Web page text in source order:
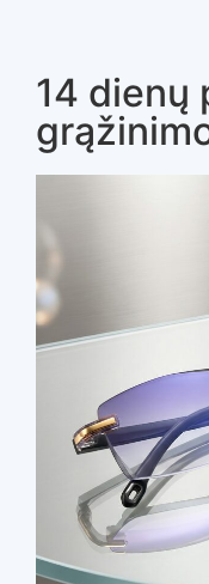
14 dienų